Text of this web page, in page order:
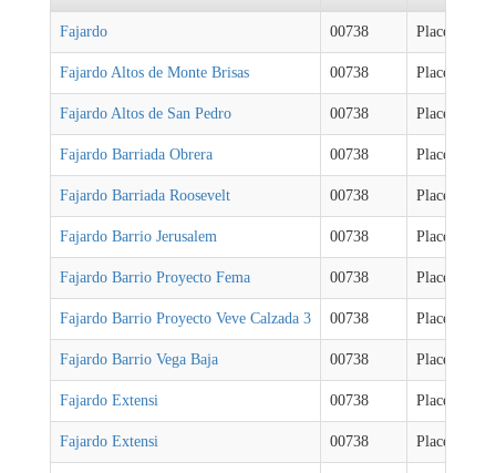
Fajardo 00738 Places
Fajardo Altos de Monte Brisas 00738 Places
Fajardo Altos de San Pedro 00738 Places
Fajardo Barriada Obrera 00738 Places
Fajardo Barriada Roosevelt 00738 Places
Fajardo Barrio Jerusalem 00738 Places
Fajardo Barrio Proyecto Fema 00738 Places
Fajardo Barrio Proyecto Veve Calzada 3 00738 Places
Fajardo Barrio Vega Baja 00738 Places
Fajardo Extensi 00738 Places
Fajardo Extensi 00738 Places